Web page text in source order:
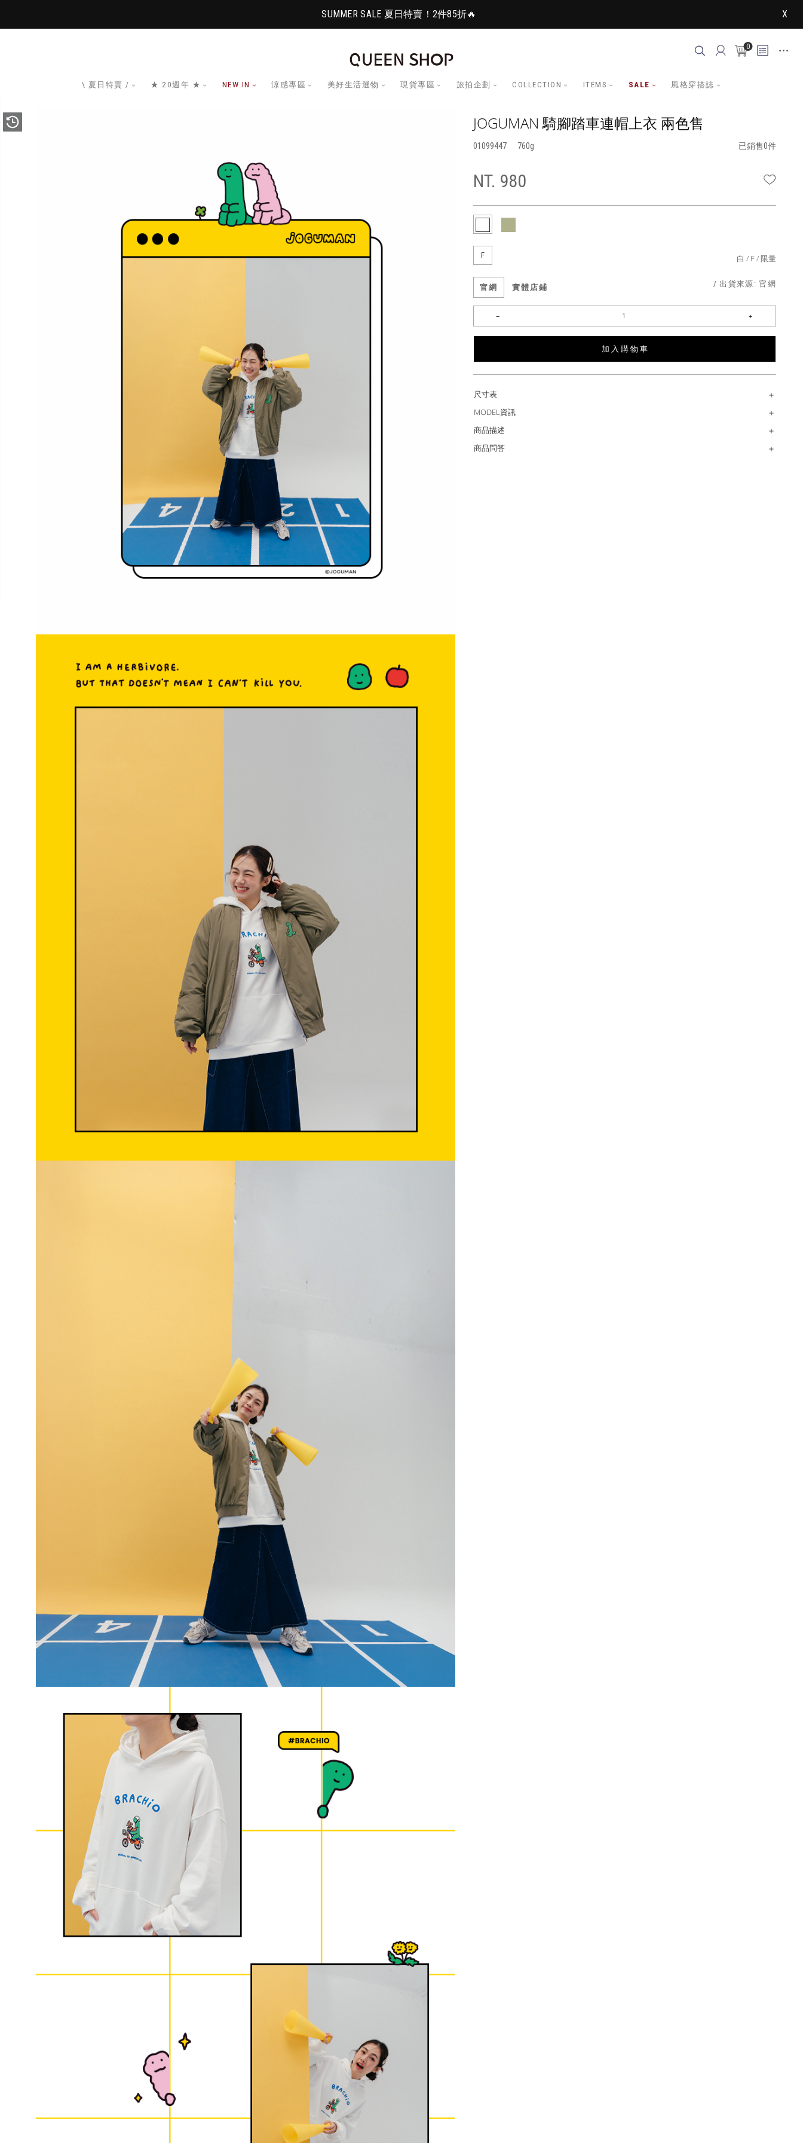
SUMMER SALE 夏日特賣！2件85折🔥 X
0
\ 夏日特賣 / ★ 20週年 ★ NEW IN 涼感專區 美好生活選物 現貨專區 旅拍企劃 COLLECTION ITEMS SALE 風格穿搭誌
JOGUMAN 騎腳踏車連帽上衣 兩色售
01099447 760 已銷售0件
NT. 980
F 白 F 限量
官網 實體店鋪 / 出貨來源:官網
加 入 購 物 車
尺寸表
MODEL資訊
商品描述
商品問答